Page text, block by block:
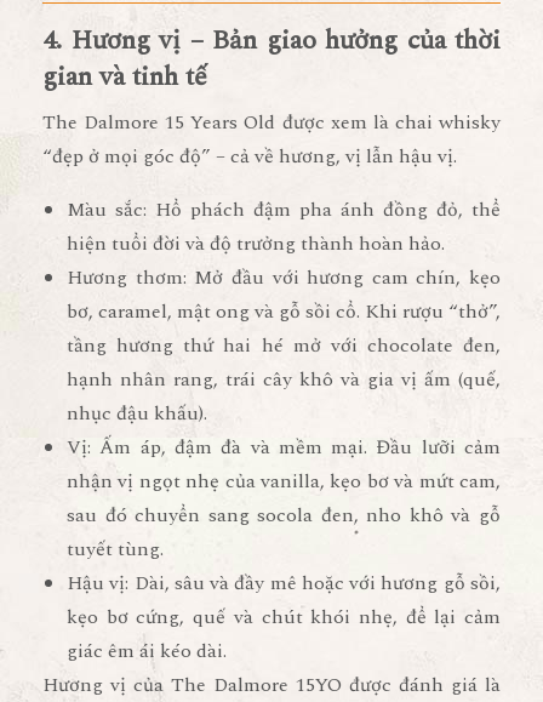
4. Hương vị – Bản giao hưởng của thời
gian và tinh tế
The Dalmore 15 Years Old được xem là chai whisky
“đẹp ở mọi góc độ” – cả về hương, vị lẫn hậu vị.
Màu sắc: Hổ phách đậm pha ánh đồng đỏ, thể
hiện tuổi đời và độ trưởng thành hoàn hảo.
Hương thơm: Mở đầu với hương cam chín, kẹo
bơ, caramel, mật ong và gỗ sồi cổ. Khi rượu “thở”,
tầng hương thứ hai hé mở với chocolate đen,
hạnh nhân rang, trái cây khô và gia vị ấm (quế,
nhục đậu khấu).
Vị: Ấm áp, đậm đà và mềm mại. Đầu lưỡi cảm
nhận vị ngọt nhẹ củavanilla, kẹo bơ và mứt cam,
sau đó chuyển sangsocola đen, nho khô và gỗ
tuyết tùng.
Hậu vị: Dài, sâu và đầy mê hoặc với hương gỗ sồi,
kẹo bơ cứng, quế và chút khói nhẹ, để lại cảm
giác êm ái kéo dài.
Hương vị của The Dalmore 15YO được đánh giá là